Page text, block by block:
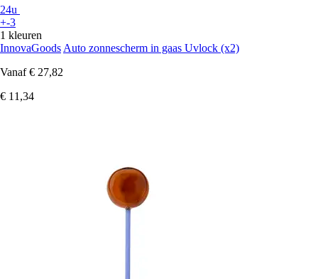
24u
+-3
1 kleuren
InnovaGoods Auto zonnescherm in gaas Uvlock (x2)
Vanaf € 27,82
€ 11,34